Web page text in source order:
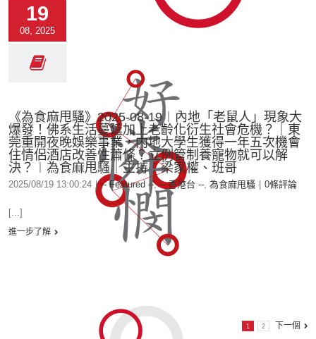
19
08, 2025
《為食麻甩騷》2025-08-19︱內地「老鼠人」現象大
爆發！佛系生活蔓延加上老齡化衍生社會危機？｜東
莞重開夜晚娛樂事業，内地大學生獲得一年五次機會
住情侶酒店改善性蕭條？立例管制養寵物就可以解
決？︱為食麻甩騷｜主持︰梁家權、班哥
2025/08/19 13:00:24 | -- Featured --,-- 香港台 --, 為食麻甩騷 0條評論
[...]
進一步了解
1 2 下一個